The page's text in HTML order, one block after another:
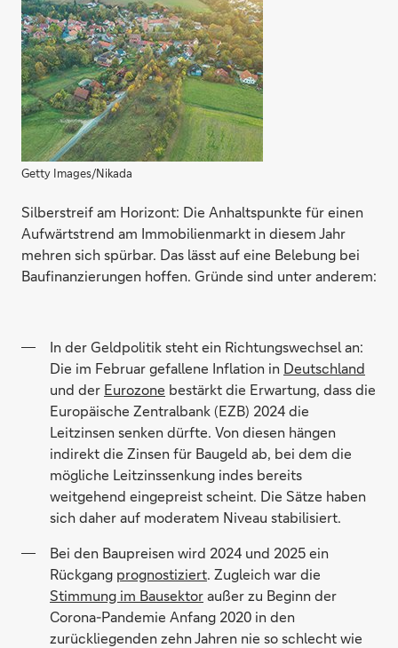
Getty Images/Nikada
Silberstreif am Horizont: Die Anhaltspunkte für einen
Aufwärtstrend am Immobilienmarkt in diesem Jahr
mehren sich spürbar. Das lässt auf eine Belebung bei
Baufinanzierungen hoffen. Gründe sind unter anderem:
In der Geldpolitik steht ein Richtungswechsel an:
Die im Februar gefallene Inflation in Deutschland
und der Eurozone bestärkt die Erwartung, dass die
Europäische Zentralbank (EZB) 2024 die
Leitzinsen senken dürfte. Von diesen hängen
indirekt die Zinsen für Baugeld ab, bei dem die
mögliche Leitzinssenkung indes bereits
weitgehend eingepreist scheint. Die Sätze haben
sich daher auf moderatem Niveau stabilisiert.
Bei den Baupreisen wird 2024 und 2025 ein
Rückgang prognostiziert. Zugleich war die
Stimmung im Bausektoraußer zu Beginn der
Corona-Pandemie Anfang 2020 in den
zurückliegenden zehn Jahren nie so schlecht wie